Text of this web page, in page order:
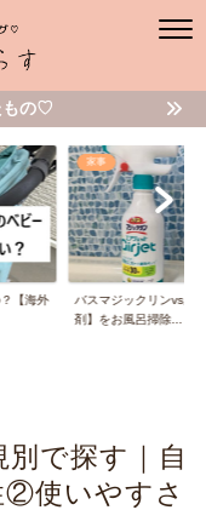
もの♡
ない洗
子育て
失敗を繰り返してたど
保育園のお食事エプ...
で探す｜自
使いやすさ